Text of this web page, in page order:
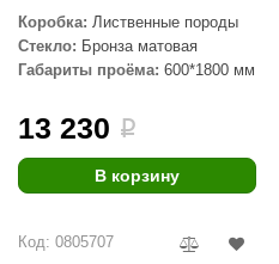
Коробка: Лиственные породы
Стекло: Бронза матовая
Габариты проёма: 600*1800 мм
13 230 i
В корзину
Код: 0805707